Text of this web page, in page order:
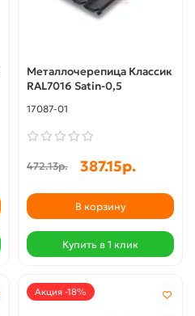
Металлочерепица Классик
RAL7016 Satin-0,5
17087-01
472.13р. 387.15р.
В корзину
Купить в 1 клик
Акция -18%